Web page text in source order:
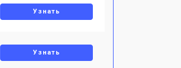
Узнать
Узнать